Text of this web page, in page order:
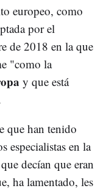
europeo, como
por el
de 2018 en la que
"como la
y que está
que han tenido
especialistas en la
decían que eran
ha lamentado, les